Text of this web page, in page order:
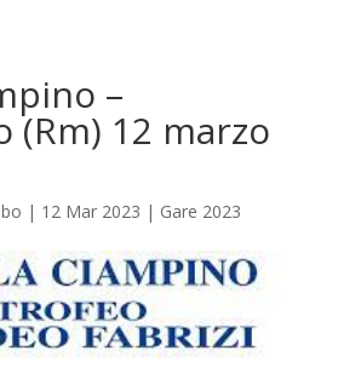
–
(Rm) 12 marzo
| 12 Mar 2023 | Gare 2023